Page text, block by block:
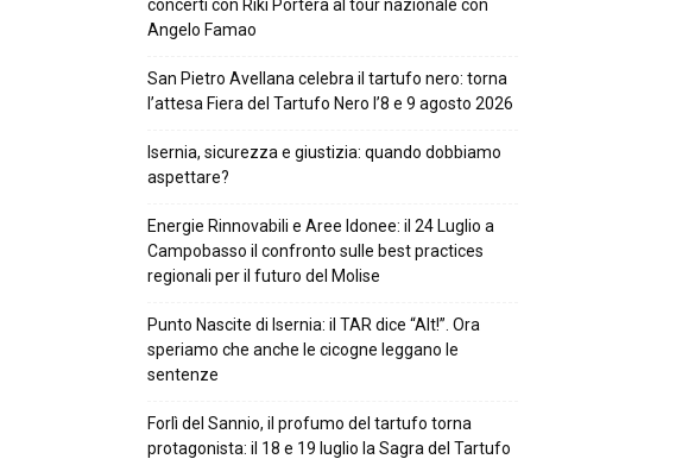
concerti con Riki Portera al tour nazionale con
Angelo Famao
San Pietro Avellana celebra il tartufo nero: torna
l’attesa Fiera del Tartufo Nero l’8 e 9 agosto 2026
Isernia, sicurezza e giustizia: quando dobbiamo
aspettare?
Energie Rinnovabili e Aree Idonee: il 24 Luglio a
Campobasso il confronto sulle best practices
regionali per il futuro del Molise
Punto Nascite di Isernia: il TAR dice “Alt!”. Ora
speriamo che anche le cicogne leggano le
sentenze
Forlì del Sannio, il profumo del tartufo torna
protagonista: il 18 e 19 luglio la Sagra del Tartufo